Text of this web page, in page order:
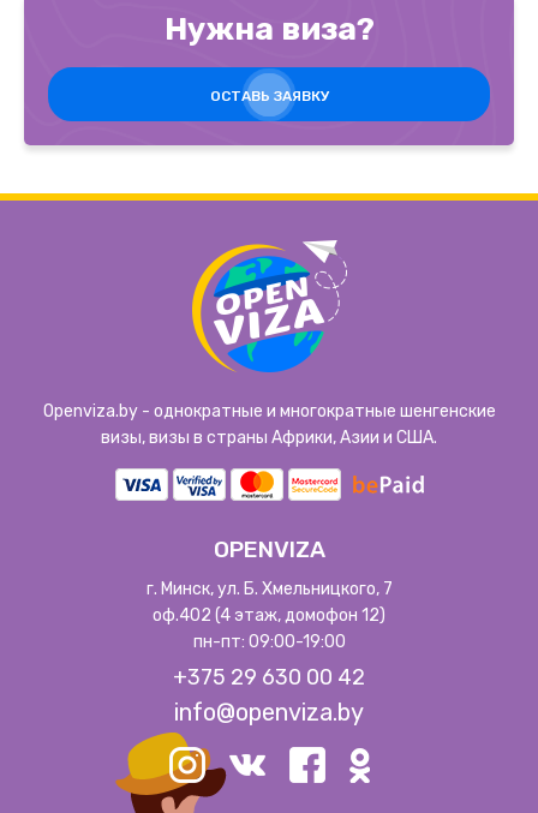
Нужна виза?
ОСТАВЬ ЗАЯВКУ
Openviza.by - однократные и многократные шенгенские
визы, визы в страны Африки, Азии и США.
OPENVIZA
г. Минск, ул. Б. Хмельницкого, 7
оф.402 (4 этаж, домофон 12)
пн-пт: 09:00-19:00
+375 29 630 00 42
info@openviza.by